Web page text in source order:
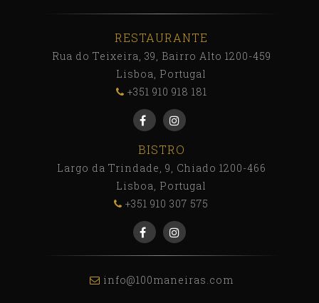
RESTAURANTE
Rua do Teixeira, 39, Bairro Alto 1200-459
Lisboa, Portugal
+351 910 918 181
BISTRO
Largo da Trindade, 9, Chiado 1200-466
Lisboa, Portugal
+351 910 307 575
info@100maneiras.com